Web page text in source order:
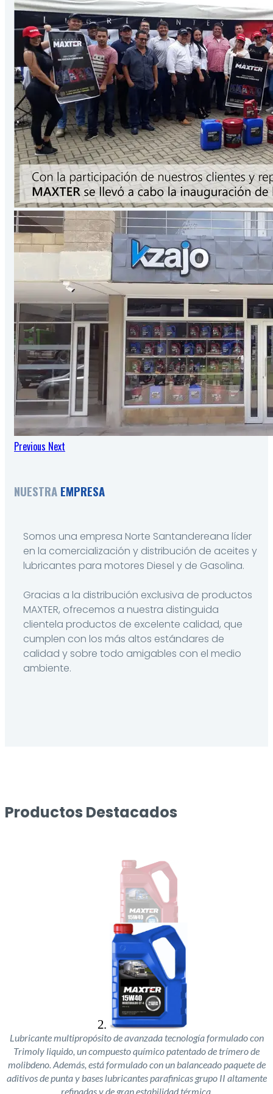
Presentación
3.78Lts
VER PRODUCTO
Previous Next
NUESTRA EMPRESA
Somos una empresa Norte Santandereana líder
en la comercialización y distribución de aceites y
lubricantes para motores Diesel y de Gasolina.
Gracias a la distribución exclusiva de productos
MAXTER, ofrecemos a nuestra distinguida
clientela productos de excelente calidad, que
cumplen con los más altos estándares de
calidad y sobre todo amigables con el medio
ambiente.
Productos Destacados
Lubricante multipropósito de avanzada tecnología formulado con
Trimoly liquido, un compuesto químico patentado de trímero de
molibdeno. Además, está formulado con un balanceado paquete de
aditivos de punta y bases lubricantes parafinicas grupo II altamente
refinadas y de gran estabilidad térmica.